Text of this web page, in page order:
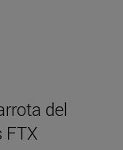
del
FTX